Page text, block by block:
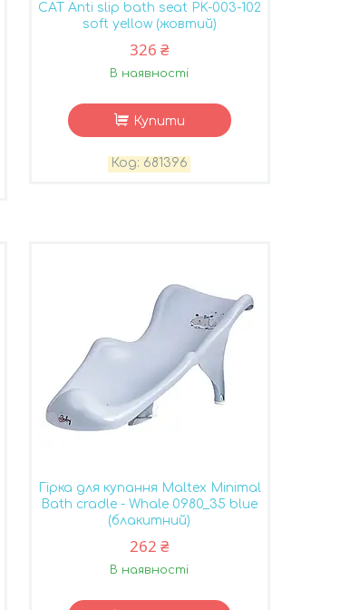
CAT Anti slip bath seat PK-003-102
soft yellow (жовтий)
326 ₴
В наявності
Купити
681396
Гірка для купання Maltex Minimal
Bath cradle - Whale 0980_35 blue
(блакитний)
262 ₴
В наявності